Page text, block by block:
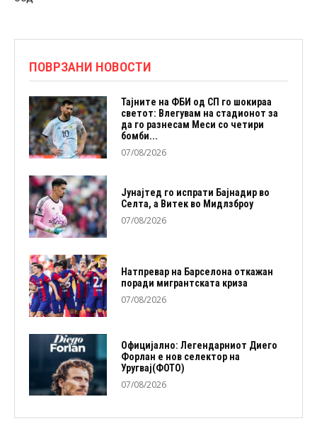
ПОВРЗАНИ НОВОСТИ
Тајните на ФБИ од СП го шокираа
светот: Влегувам на стадионот за
да го разнесам Меси со четири
бомби...
07/08/2026
Јунајтед го испрати Бајнадир во
Селта, а Витек во Мидлзброу
07/08/2026
Натпревар на Барселона откажан
поради мигрантската криза
07/08/2026
Официјално: Легендарниот Диего
Форлан е нов селектор на
Уругвај(ФОТО)
07/08/2026